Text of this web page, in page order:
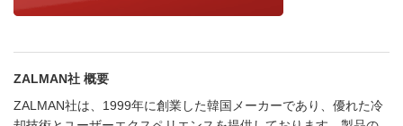
ZALMAN社 概要
ZALMAN社は、1999年に創業した韓国メーカーであり、優れた冷